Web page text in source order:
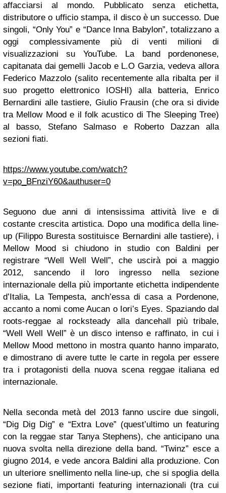
affacciarsi al mondo. Pubblicato senza etichetta,
distributore o ufficio stampa, il disco è un successo. Due
singoli, “Only You” e “Dance Inna Babylon”, totalizzano a
oggi complessivamente più di venti milioni di
visualizzazioni su YouTube. La band pordenonese,
capitanata dai gemelli Jacob e L.O Garzia, vedeva allora
Federico Mazzolo (salito recentemente alla ribalta per il
suo progetto elettronico IOSHI) alla batteria, Enrico
Bernardini alle tastiere, Giulio Frausin (che ora si divide
tra Mellow Mood e il folk acustico di The Sleeping Tree)
al basso, Stefano Salmaso e Roberto Dazzan alla
sezioni fiati.
https://www.youtube.com/watch?
v=po_BFnziY60&authuser=0
Seguono due anni di intensissima attività live e di
costante crescita artistica. Dopo una modifica della line-
up (Filippo Buresta sostituisce Bernardini alle tastiere), i
Mellow Mood si chiudono in studio con Baldini per
registrare “Well Well Well”, che uscirà poi a maggio
2012, sancendo il loro ingresso nella sezione
internazionale della più importante etichetta indipendente
d’Italia, La Tempesta, anch’essa di casa a Pordenone,
accanto a nomi come Aucan o Iori’s Eyes. Spaziando dal
roots-reggae al rocksteady alla dancehall più tribale,
“Well Well Well” è un disco intenso e raffinato, in cui i
Mellow Mood mettono in mostra quanto hanno imparato,
e dimostrano di avere tutte le carte in regola per essere
tra i protagonisti della nuova scena reggae italiana ed
internazionale.
Nella seconda metà del 2013 fanno uscire due singoli,
“Dig Dig Dig” e “Extra Love” (quest’ultimo un featuring
con la reggae star Tanya Stephens), che anticipano una
nuova svolta nella direzione della band. “Twinz” esce a
giugno 2014, e vede ancora Baldini alla produzione. Con
un ulteriore snellimento nella line-up, che si spoglia della
sezione fiati, importanti featuring internazionali (tra cui